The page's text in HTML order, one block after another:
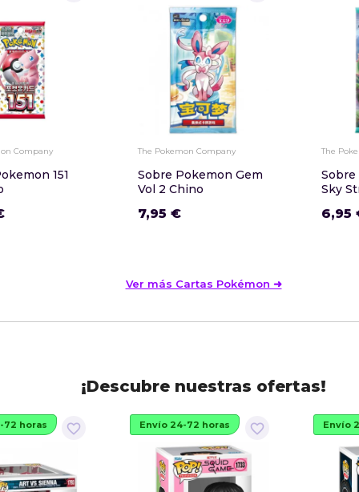
Company
151
The Pokemon Company
Sobre Pokemon Gem
Vol 2 Chino
7,95 €
The
Sky
6,95
Ver más Cartas Pokémon ➜
¡Descubre nuestras ofertas!
favorite_border
72 horas favorite_border
Envío 24-72 horas Envío